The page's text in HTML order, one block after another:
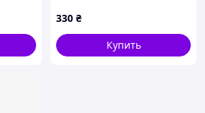
330 ₴
Купить